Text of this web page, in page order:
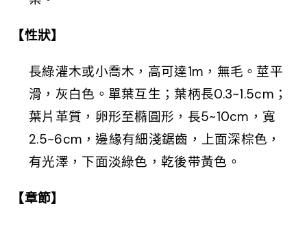
【性狀】
長綠灌木或小喬木，高可達1m，無毛。莖平
滑，灰白色。單葉互生；葉柄長0.3~1.5cm；
葉片革質，卵形至橢圓形，長5~10cm，寬
2.5~6cm，邊緣有細淺鋸齒，上面深棕色，
有光澤，下面淡綠色，乾後带黃色。
【章節】